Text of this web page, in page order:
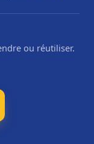
ou réutiliser.